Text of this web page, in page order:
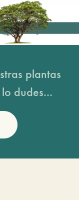
plantas
dudes...